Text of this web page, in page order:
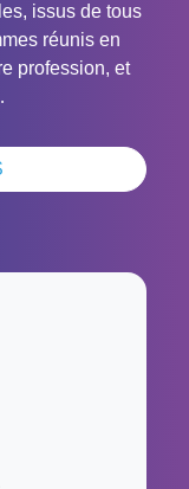
issus de tous
réunis en
profession, et